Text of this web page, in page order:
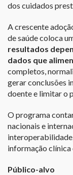
dos cuidados
A crescente
de saúde coloca
resultados
dados que
completos,
gerar conclusões
doente e limitar o
O programa
nacionais e
informação clínica
Público-alvo